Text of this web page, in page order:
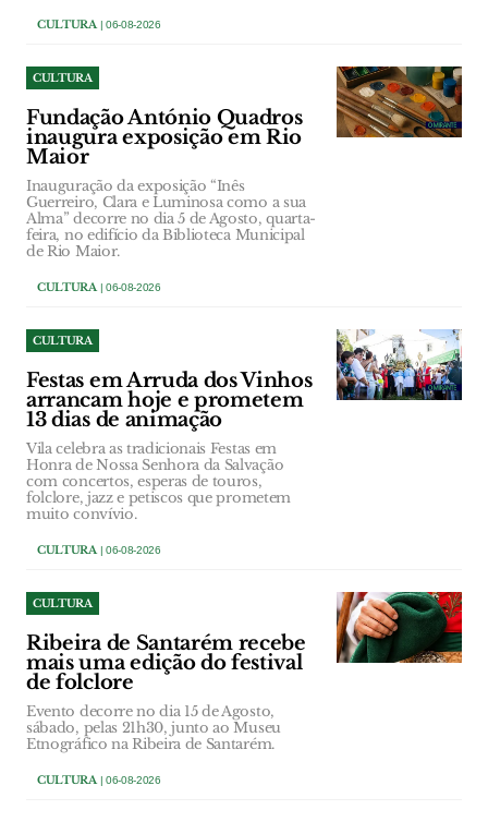
CULTURA| 06-08-2026
CULTURA
Fundação António Quadros
inaugura exposição em Rio
Maior
Inauguração da exposição “Inês
Guerreiro, Clara e Luminosa como a sua
Alma” decorre no dia 5 de Agosto, quarta-
feira, no edifício da Biblioteca Municipal
de Rio Maior.
CULTURA| 06-08-2026
CULTURA
Festas em Arruda dos Vinhos
arrancam hoje e prometem
13 dias de animação
Vila celebra as tradicionais Festas em
Honra de Nossa Senhora da Salvação
com concertos, esperas de touros,
folclore, jazz e petiscos que prometem
muito convívio.
CULTURA| 06-08-2026
CULTURA
Ribeira de Santarém recebe
mais uma edição do festival
de folclore
Evento decorre no dia 15 de Agosto,
sábado, pelas 21h30, junto ao Museu
Etnográfico na Ribeira de Santarém.
CULTURA| 06-08-2026